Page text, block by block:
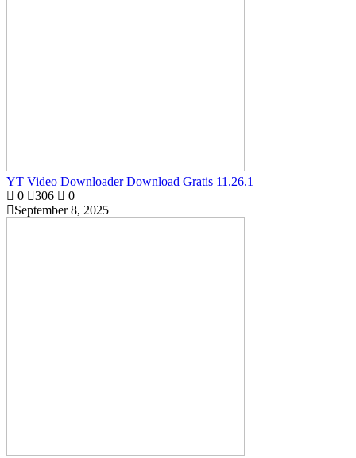
YT Video Downloader Download Gratis 11.26.1
0
306
0
September 8, 2025